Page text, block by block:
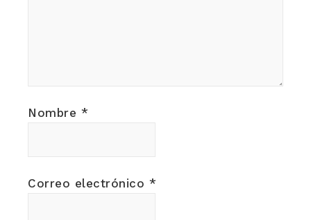
Nombre *
Correo electrónico *